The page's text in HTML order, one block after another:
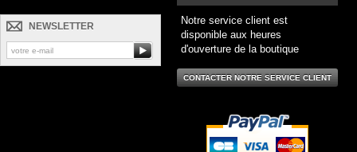
NEWSLETTER
Notre service client est
disponible aux heures
d'ouverture de la boutique
CONTACTER NOTRE SERVICE CLIENT